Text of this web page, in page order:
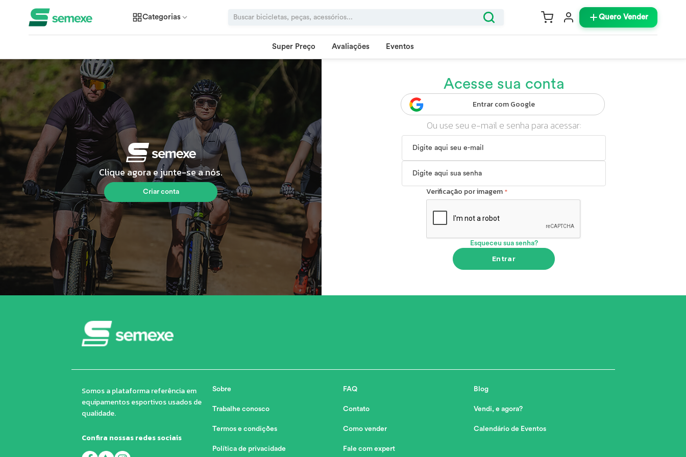
Categorias Quero Vender
Super Preço Avaliações Eventos
Clique agora e junte-se a nós.
Criar conta
Acesse sua conta
Entrar com Google
Ou use seu e-mail e senha para acessar:
Verificação por imagem
Esqueceu sua senha?
Entrar
Somos a plataforma referência em
equipamentos esportivos usados de
qualidade.
Confira nossas redes sociais
Sobre
Trabalhe conosco
Termos e condições
Política de privacidade
FAQ
Contato
Como vender
Fale com expert
Blog
Vendi, e agora?
Calendário de Eventos